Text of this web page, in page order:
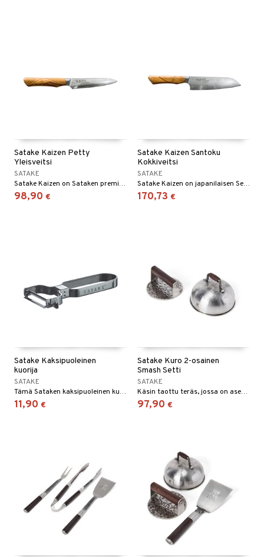
Satake Kaizen Petty
Yleisveitsi
SATAKE
Satake Kaizen on Sataken premiumsarja.
98,90 €
Satake Kaizen Santoku
Kokkiveitsi
SATAKE
Satake Kaizen on japanilaisen Seki Cityn premiumsarja.
170,73 €
Satake Kaksipuoleinen
kuorija
SATAKE
Tämä Sataken kaksipuoleinen kuorija sopii täydellisesti perunan, kurkun, porkkanan, parsan, tomaatin tai monen muun kuorimiseen.
11,90 €
Satake Kuro 2-osainen
Smash Setti
SATAKE
Käsin taottu teräs, jossa on asennetta ja uskomattoman tyylikäs muotoilu, toimitetaan tyylikkäissä mustissa puulaatikoissa.
97,90 €